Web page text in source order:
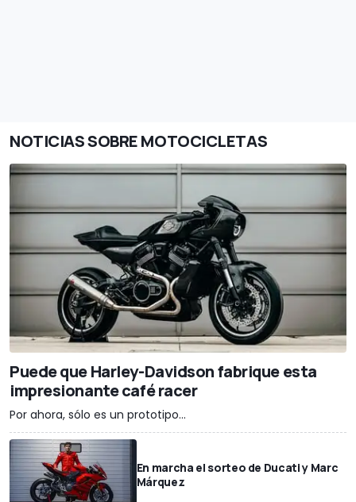
NOTICIAS SOBRE MOTOCICLETAS
Puede que Harley-Davidson fabrique esta
impresionante café racer
Por ahora, sólo es un prototipo...
En marcha el sorteo de Ducati y Marc
Márquez